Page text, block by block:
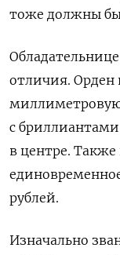
тоже должны
отличия. Орден
миллиметровую
с
в центре. Также
рублей.
Изначально